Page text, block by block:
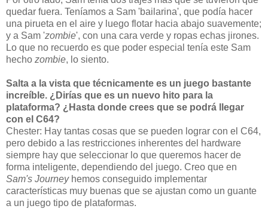
quedar fuera. Teníamos a Sam 'bailarina', que podía hacer
una pirueta en el aire y luego flotar hacia abajo suavemente;
y a Sam 'zombie', con una cara verde y ropas echas jirones.
Lo que no recuerdo es que poder especial tenía este Sam
hecho zombie, lo siento.
Salta a la vista que técnicamente es un juego bastante
increíble. ¿Dirías que es un nuevo hito para la
plataforma? ¿Hasta donde crees que se podrá llegar
con el C64?
Chester: Hay tantas cosas que se pueden lograr con el C64,
pero debido a las restricciones inherentes del hardware
siempre hay que seleccionar lo que queremos hacer de
forma inteligente, dependiendo del juego. Creo que en
Sam's Journeyhemos conseguido implementar
características muy buenas que se ajustan como un guante
a un juego tipo de plataformas.